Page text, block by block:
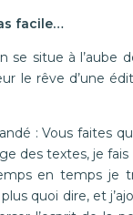
facile…
se situe à l’aube
le rêve d’une
: Vous faites
des textes, je
en temps je
quoi dire, et